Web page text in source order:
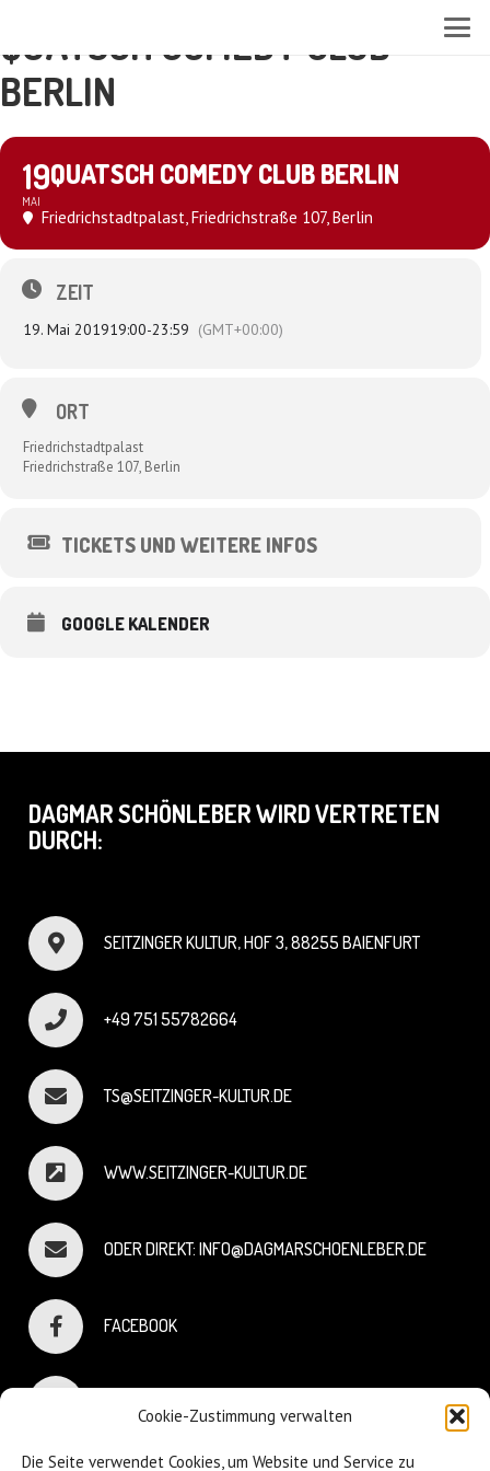
Cookie-Zustimmung verwalten
Die Seite verwendet Cookies, um Website und Service zu
QUATSCH COMEDY CLUB
BERLIN
19
MAI
QUATSCH COMEDY CLUB BERLIN
Friedrichstadtpalast, Friedrichstraße 107, Berlin
ZEIT
19. Mai 201919:00-23:59 (GMT+00:00)
ORT
Friedrichstadtpalast
Friedrichstraße 107, Berlin
TICKETS UND WEITERE INFOS
GOOGLE KALENDER
DAGMAR SCHÖNLEBER WIRD VERTRETEN
DURCH:
SEITZINGER KULTUR, HOF 3, 88255 BAIENFURT
+49 751 55782664
TS@SEITZINGER-KULTUR.DE
WWW.SEITZINGER-KULTUR.DE
ODER DIREKT: INFO@DAGMARSCHOENLEBER.DE
FACEBOOK